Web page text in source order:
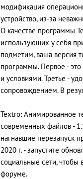
модификация
устройство, из-за
О качестве программы
использующих у себя
подметим, ваша версия
программы. Первое -
и условиями. Третье -
сопровождением. В
Textro: Анимированное
современных файлов -
нагнавшие перезапуск
2020 г. - запустите
социальные сети, чтобы
форуме.